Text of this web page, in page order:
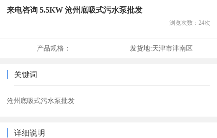
来电咨询 5.5KW 沧州底吸式污水泵批发
浏览次数： 24次
产品规格： 发货地:天津市津南区
关键词
沧州底吸式污水泵批发
详细说明